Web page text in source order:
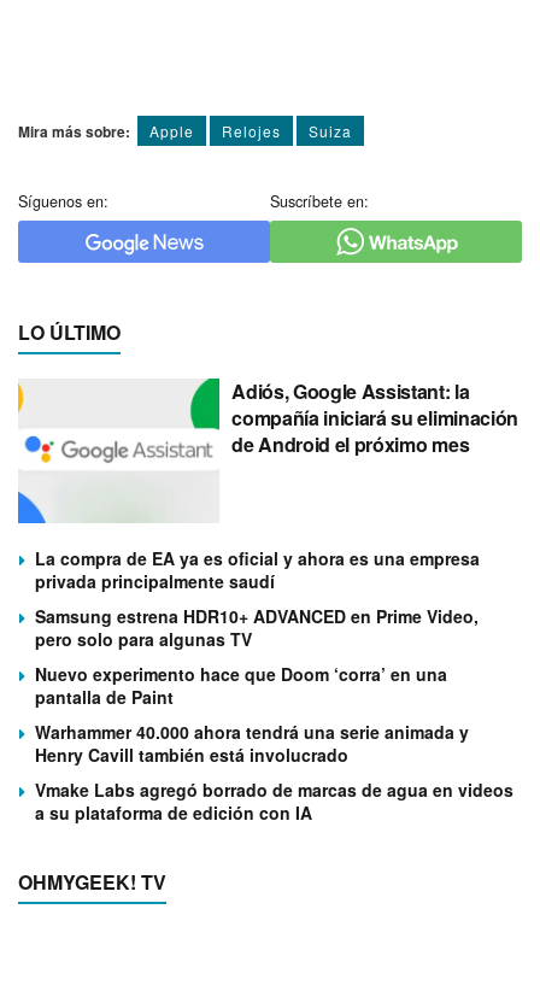
Mira más sobre: Apple Relojes Suiza
Síguenos en: Suscríbete en:
LO ÚLTIMO
Adiós, Google Assistant: la
compañía iniciará su eliminación
de Android el próximo mes
La compra de EA ya es oficial y ahora es una empresa
privada principalmente saudí
Samsung estrena HDR10+ ADVANCED en Prime Video,
pero solo para algunas TV
Nuevo experimento hace que Doom ‘corra’ en una
pantalla de Paint
Warhammer 40.000 ahora tendrá una serie animada y
Henry Cavill también está involucrado
Vmake Labs agregó borrado de marcas de agua en videos
a su plataforma de edición con IA
OHMYGEEK! TV